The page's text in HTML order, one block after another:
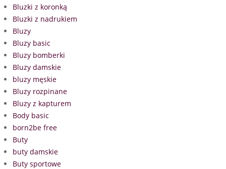
Bluzki z koronką
Bluzki z nadrukiem
Bluzy
Bluzy basic
Bluzy bomberki
Bluzy damskie
bluzy męskie
Bluzy rozpinane
Bluzy z kapturem
Body basic
born2be free
Buty
buty damskie
Buty sportowe